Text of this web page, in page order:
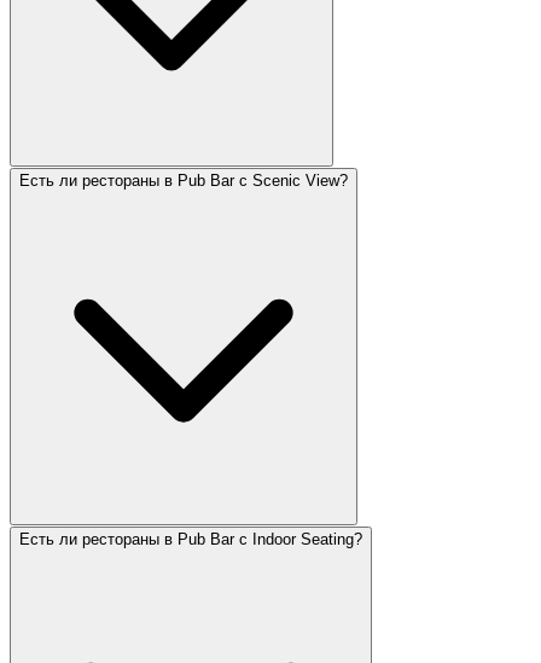
Есть ли рестораны в Pub Bar с Scenic View?
Есть ли рестораны в Pub Bar с Indoor Seating?